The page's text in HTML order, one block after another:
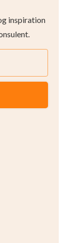
inspiration